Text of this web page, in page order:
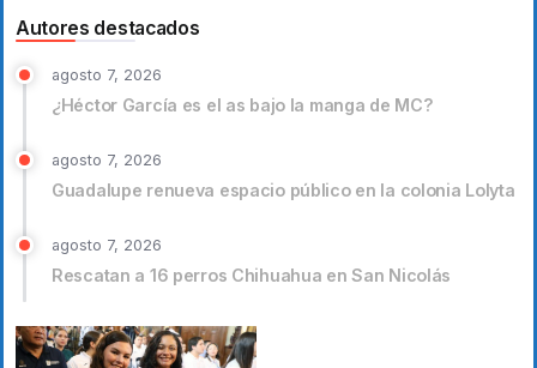
Autores destacados
agosto 7, 2026
¿Héctor García es el as bajo la manga de MC?
agosto 7, 2026
Guadalupe renueva espacio público en la colonia Lolyta
agosto 7, 2026
Rescatan a 16 perros Chihuahua en San Nicolás